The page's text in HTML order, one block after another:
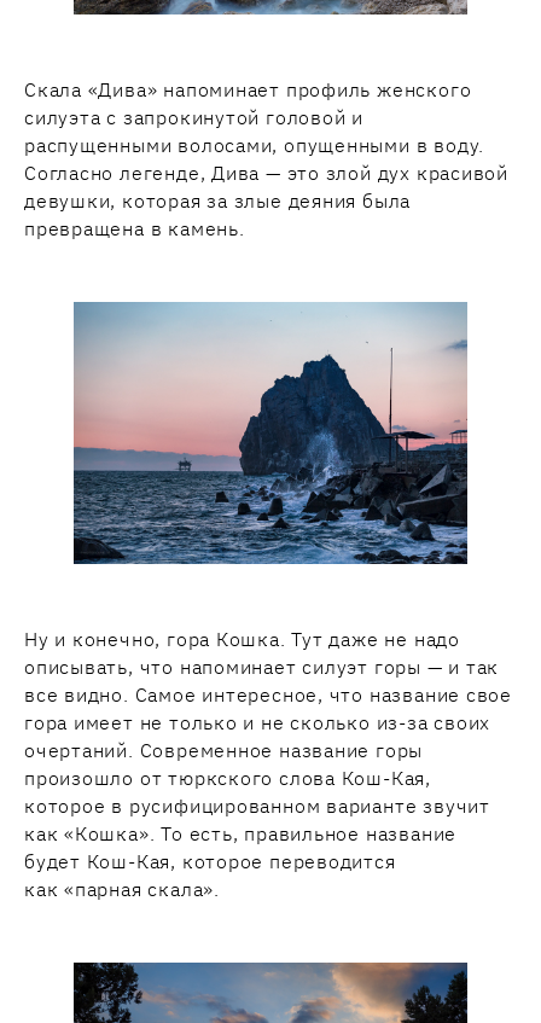
Скала «Дива» напоминает профиль женского
силуэта с запрокинутой головой и
распущенными волосами, опущенными в воду.
Согласно легенде, Дива — это злой дух красивой
девушки, которая за злые деяния была
превращена в камень.
Ну и конечно, гора Кошка. Тут даже не надо
описывать, что напоминает силуэт горы — и так
все видно. Самое интересное, что название свое
гора имеет не только и не сколько из-за своих
очертаний. Современное название горы
произошло от тюркского слова Кош-Кая,
которое в русифицированном варианте звучит
как «Кошка». То есть, правильное название
будет Кош-Кая, которое переводится
как «парная скала».